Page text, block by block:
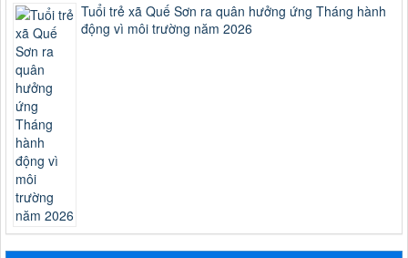
Tuổi trẻ xã Quế Sơn ra quân hưởng ứng Tháng hành
động vì môi trường năm 2026